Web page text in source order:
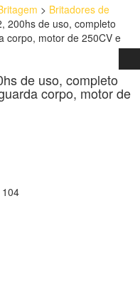
> Britadores de
200hs de uso, completo
corpo, motor de 250CV e
de uso, completo
corpo, motor de